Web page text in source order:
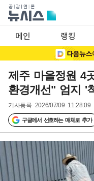
메인 랭킹
제주 마을정원 4
환경개선" 엄지 '
기사등록 2026/07/09 11:28:09
구글에서 선호하는 매체로 추가